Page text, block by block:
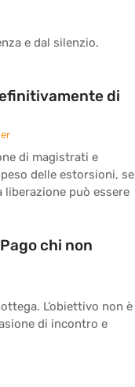
e dal silenzio.
di
di magistrati e
delle estorsioni, se
liberazione può essere
chi non
L’obiettivo non è
di incontro e